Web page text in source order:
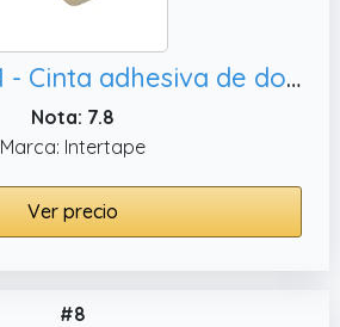
Intertape 591 - Cinta adhesiva de doble cara (33 metros),591/BEIG136
Nota: 7.8
Marca: Intertape
Ver precio
#8